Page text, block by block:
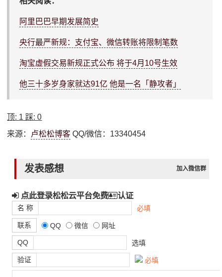
阿里巴巴早期发展简史
央行最严新规：支付宝、微信转账将限制笔数
淘宝虚假交易新规正式公布 将于4月10号生效
他三十多岁身家就达91亿 他是一名「静攻者」
顶: 1 踩:0
来源： 卢松松博客 QQ/微信：13340454
发表感想 加入微信群
点此登录松松云平台免费 认证
名 称 必填
联系 QQ 微信 网址
QQ 选填
验证 必填